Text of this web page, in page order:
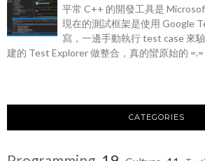
平常 C++ 的開發工具是
現在的測試框架是使用 Google
寫，一邊手動執行 test case 來
建的 Test Explorer 做整合，真的蠻原始的 =.=
CATEGORIES